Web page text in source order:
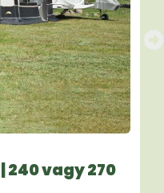
240 vagy 270